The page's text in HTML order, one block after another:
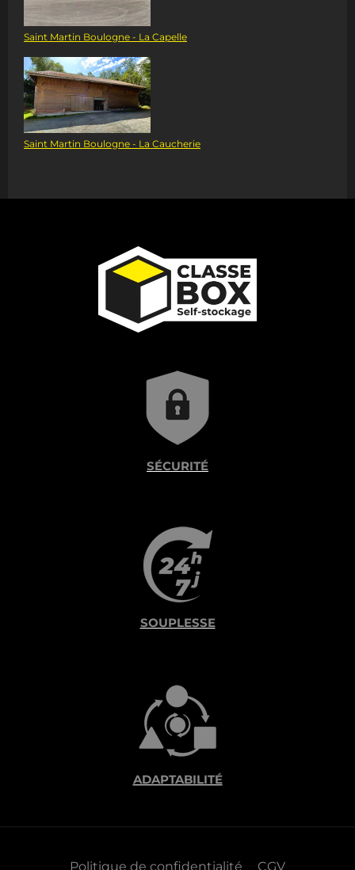
Saint Martin Boulogne - La Capelle
Saint Martin Boulogne - La Caucherie
SÉCURITÉ
SOUPLESSE
ADAPTABILITÉ
Politique de confidentialité CGV